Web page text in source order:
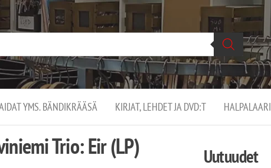
YMS. BÄNDIKRÄÄSÄ KIRJAT, LEHDET JA DVD:T HALPALAARI
Trio: Eir (LP) Uutuudet